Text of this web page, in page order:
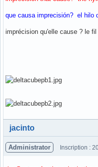
que causa imprecisión? el hilo
imprécision qu'elle cause ? le
Hors ligne
jacinto
Administrator Inscription :